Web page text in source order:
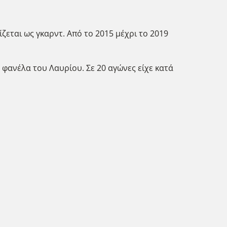
ως γκαρντ. Από το 2015 μέχρι το 2019
του Λαυρίου. Σε 20 αγώνες είχε κατά